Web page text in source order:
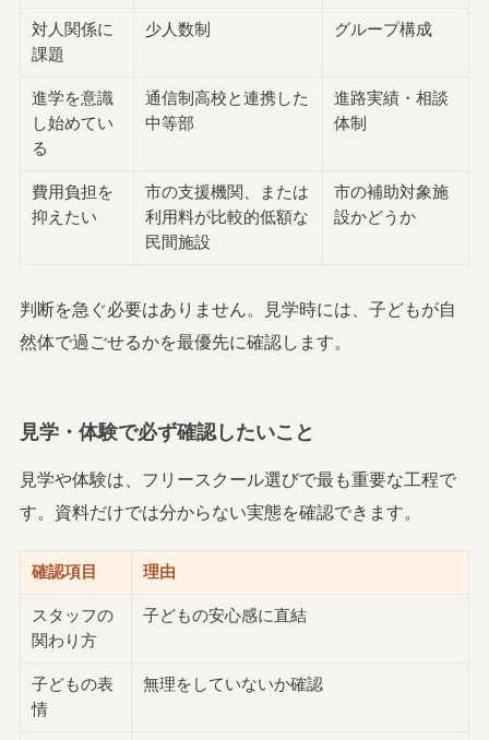
対人関係に
課題
少人数制 グループ構成
進学を意識
し始めてい
る
通信制高校と連携した
中等部
進路実績・相談
体制
費用負担を
抑えたい
市の支援機関、または
利用料が比較的低額な
民間施設
市の補助対象施
設かどうか
判断を急ぐ必要はありません。見学時には、子どもが自
然体で過ごせるかを最優先に確認します。
見学・体験で必ず確認したいこと
見学や体験は、フリースクール選びで最も重要な工程で
す。資料だけでは分からない実態を確認できます。
確認項目 理由
スタッフの
関わり方
子どもの安心感に直結
子どもの表
情
無理をしていないか確認